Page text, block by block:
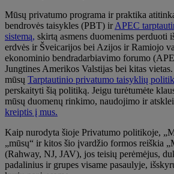
Mūsų privatumo programa ir praktika
bendrovės taisykles (PBT) irAPEC
sistemą, skirtą asmens duomenims perduoti
erdvės ir Šveicarijos bei Azijos ir Ramiojo
ekonominio bendradarbiavimo forumo
Jungtines Amerikos Valstijas bei kitas
mūsų Tarptautinio privatumo taisyklių
perskaityti šią politiką. Jeigu turėtumėte
mūsų duomenų rinkimo, naudojimo ir
kreiptis į mus.
Kaip nurodyta šioje Privatumo politikoje,
„mūsų“ ir kitos šio įvardžio formos reiškia
(Rahway, NJ, JAV), jos teisių perėmėjus,
padalinius ir grupes visame pasaulyje,